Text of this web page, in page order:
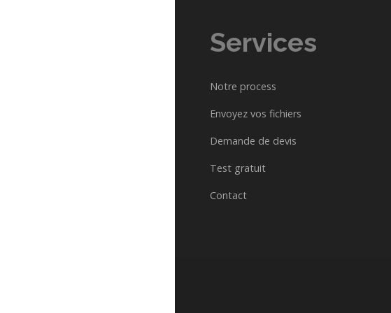
Services
Notre process
Envoyez vos fichiers
Demande de devis
Test gratuit
Contact